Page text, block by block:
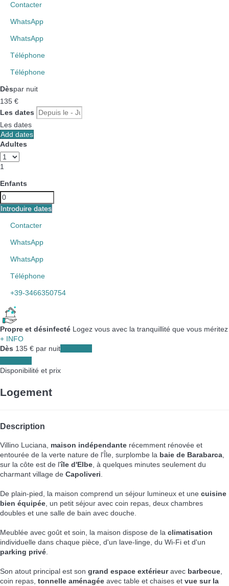
Contacter
WhatsApp
WhatsApp
Téléphone
Téléphone
Dèspar nuit
135 €
Les dates
Les dates
Add dates
Adultes
1
Enfants
Introduire dates
Contacter
WhatsApp
WhatsApp
Téléphone
+39-3466350754
Propre et désinfecté Logez vous avec la tranquillité que vous méritez
+ INFO
Dès 135 € par nuit
Disponibilité et prix
Logement
Description
Villino Luciana, maison indépendante récemment rénovée et
entourée de la verte nature de l'Île, surplombe la baie de Barabarca,
sur la côte est de l'île d'Elbe, à quelques minutes seulement du
charmant village de Capoliveri.
De plain-pied, la maison comprend un séjour lumineux et une cuisine
bien équipée, un petit séjour avec coin repas, deux chambres
doubles et une salle de bain avec douche.
Meublée avec goût et soin, la maison dispose de la climatisation
individuelle dans chaque pièce, d'un lave-linge, du Wi-Fi et d'un
parking privé.
Son atout principal est son grand espace extérieuravec barbecue,
coin repas, tonnelle aménagée avec table et chaises et vue sur la